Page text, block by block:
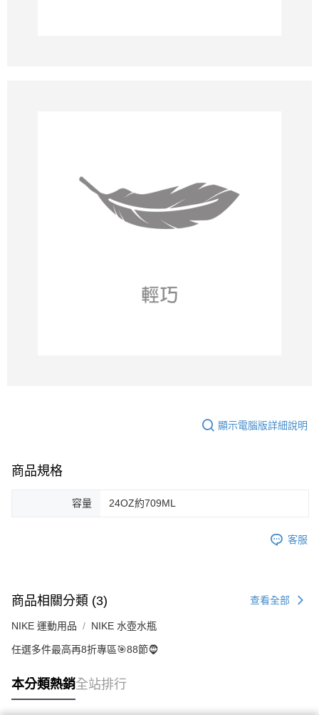
顯示電腦版詳細說明
商品規格
容量 24OZ約709ML
客服
商品相關分類 (3) 查看全部
NIKE 運動用品 NIKE 水壺水瓶
任選多件最高再8折專區🎯88節🧔
本分類熱銷全站排行